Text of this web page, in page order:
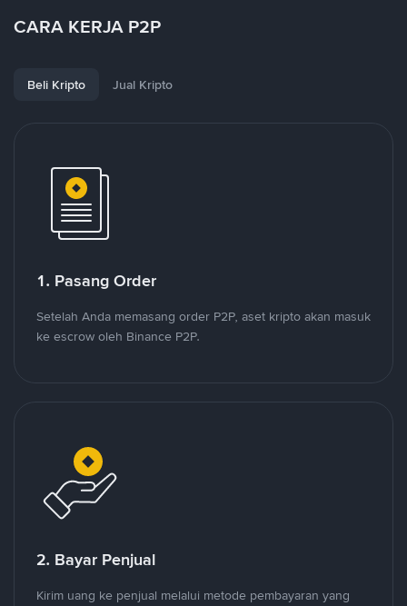
CARA KERJA P2P
Beli Kripto Jual Kripto
1. Pasang Order
Setelah Anda memasang order P2P, aset kripto akan masuk
ke escrow oleh Binance P2P.
2. Bayar Penjual
Kirim uang ke penjual melalui metode pembayaran yang